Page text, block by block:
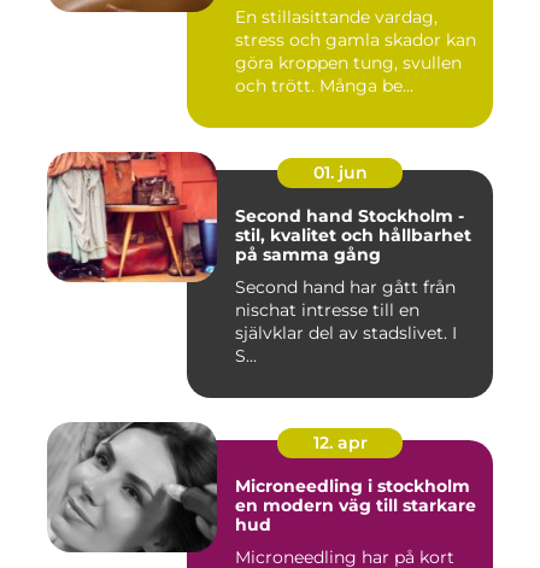
En stillasittande vardag,
stress och gamla skador kan
göra kroppen tung, svullen
och trött. Många be...
01. jun
Second hand Stockholm -
stil, kvalitet och hållbarhet
på samma gång
Second hand har gått från
nischat intresse till en
självklar del av stadslivet. I
S...
12. apr
Microneedling i stockholm
en modern väg till starkare
hud
Microneedling har på kort